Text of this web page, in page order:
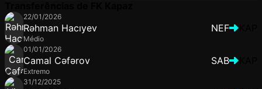
22/01/2026
Rəhman Hacıyev
Médio
NEF
01/01/2026
Camal Cəfərov
Extremo
SAB
31/12/2025